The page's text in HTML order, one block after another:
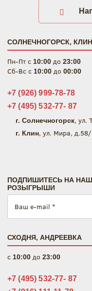
СОЛНЕЧНОГОРСК, КЛИН
Пн-Пт c 10:00 до 23:00
Сб-Вс c 10:00 до 00:00
+7 (926) 999-78-78
+7 (495) 532-77- 87
г. Солнечногорск, ул.
г. Клин, ул. Мира,
ПОДПИШИТЕСЬ НА
РОЗЫГРЫШИ
СХОДНЯ, АНДРЕЕВКА
c 10:00 до 23:00
+7 (495) 532-77- 87